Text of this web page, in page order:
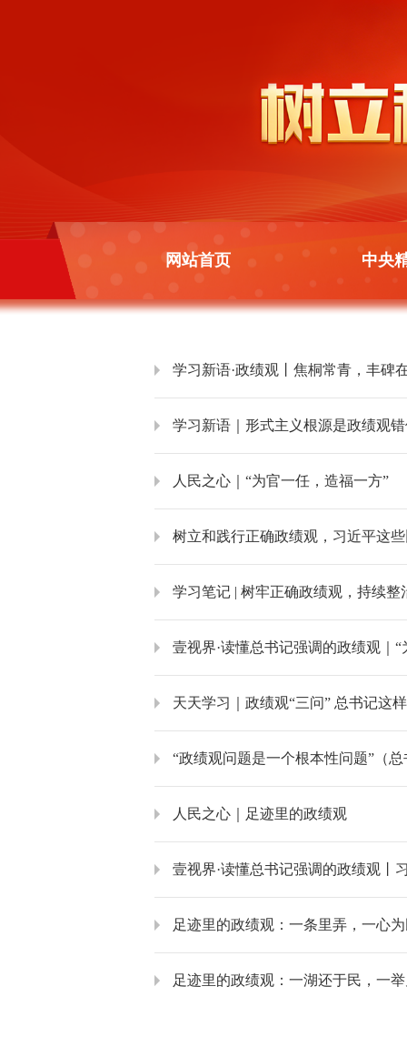
网站首页 中央
学习新语·政绩观丨焦桐常青，丰碑
学习新语｜形式主义根源是政绩观
人民之心｜“为官一任，造福一方”
树立和践行正确政绩观，习近平这
学习笔记 | 树牢正确政绩观，持续
壹视界·读懂总书记强调的政绩观｜
天天学习｜政绩观“三问” 总书记这
“政绩观问题是一个根本性问题”（
人民之心｜足迹里的政绩观
壹视界·读懂总书记强调的政绩观丨
足迹里的政绩观：一条里弄，一心
足迹里的政绩观：一湖还于民，一